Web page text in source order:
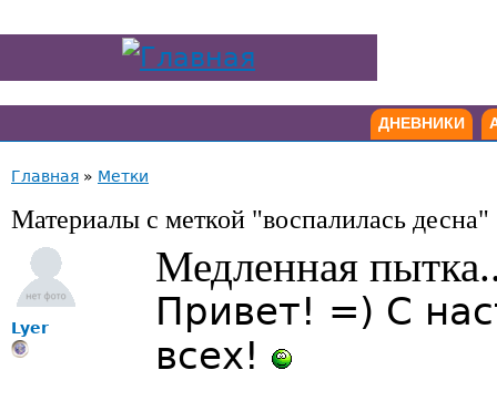
ДНЕВНИКИ
Главная » Метки
Материалы с меткой "воспалилась десна"
Lyer
Медленная
Привет! =) С
всех!